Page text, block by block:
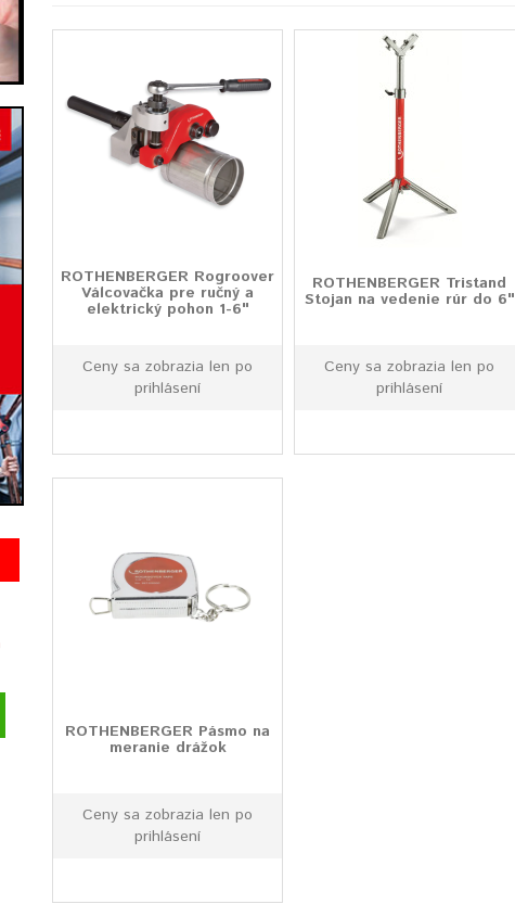
ROTHENBERGER Rogroover
Válcovačka pre ručný a
elektrický pohon 1-6"
Ceny sa zobrazia len po
prihlásení
ROTHENBERGER Tristand
Stojan na vedenie rúr do 6"
Ceny sa zobrazia len po
prihlásení
ROTHENBERGER Pásmo na
meranie drážok
Ceny sa zobrazia len po
prihlásení